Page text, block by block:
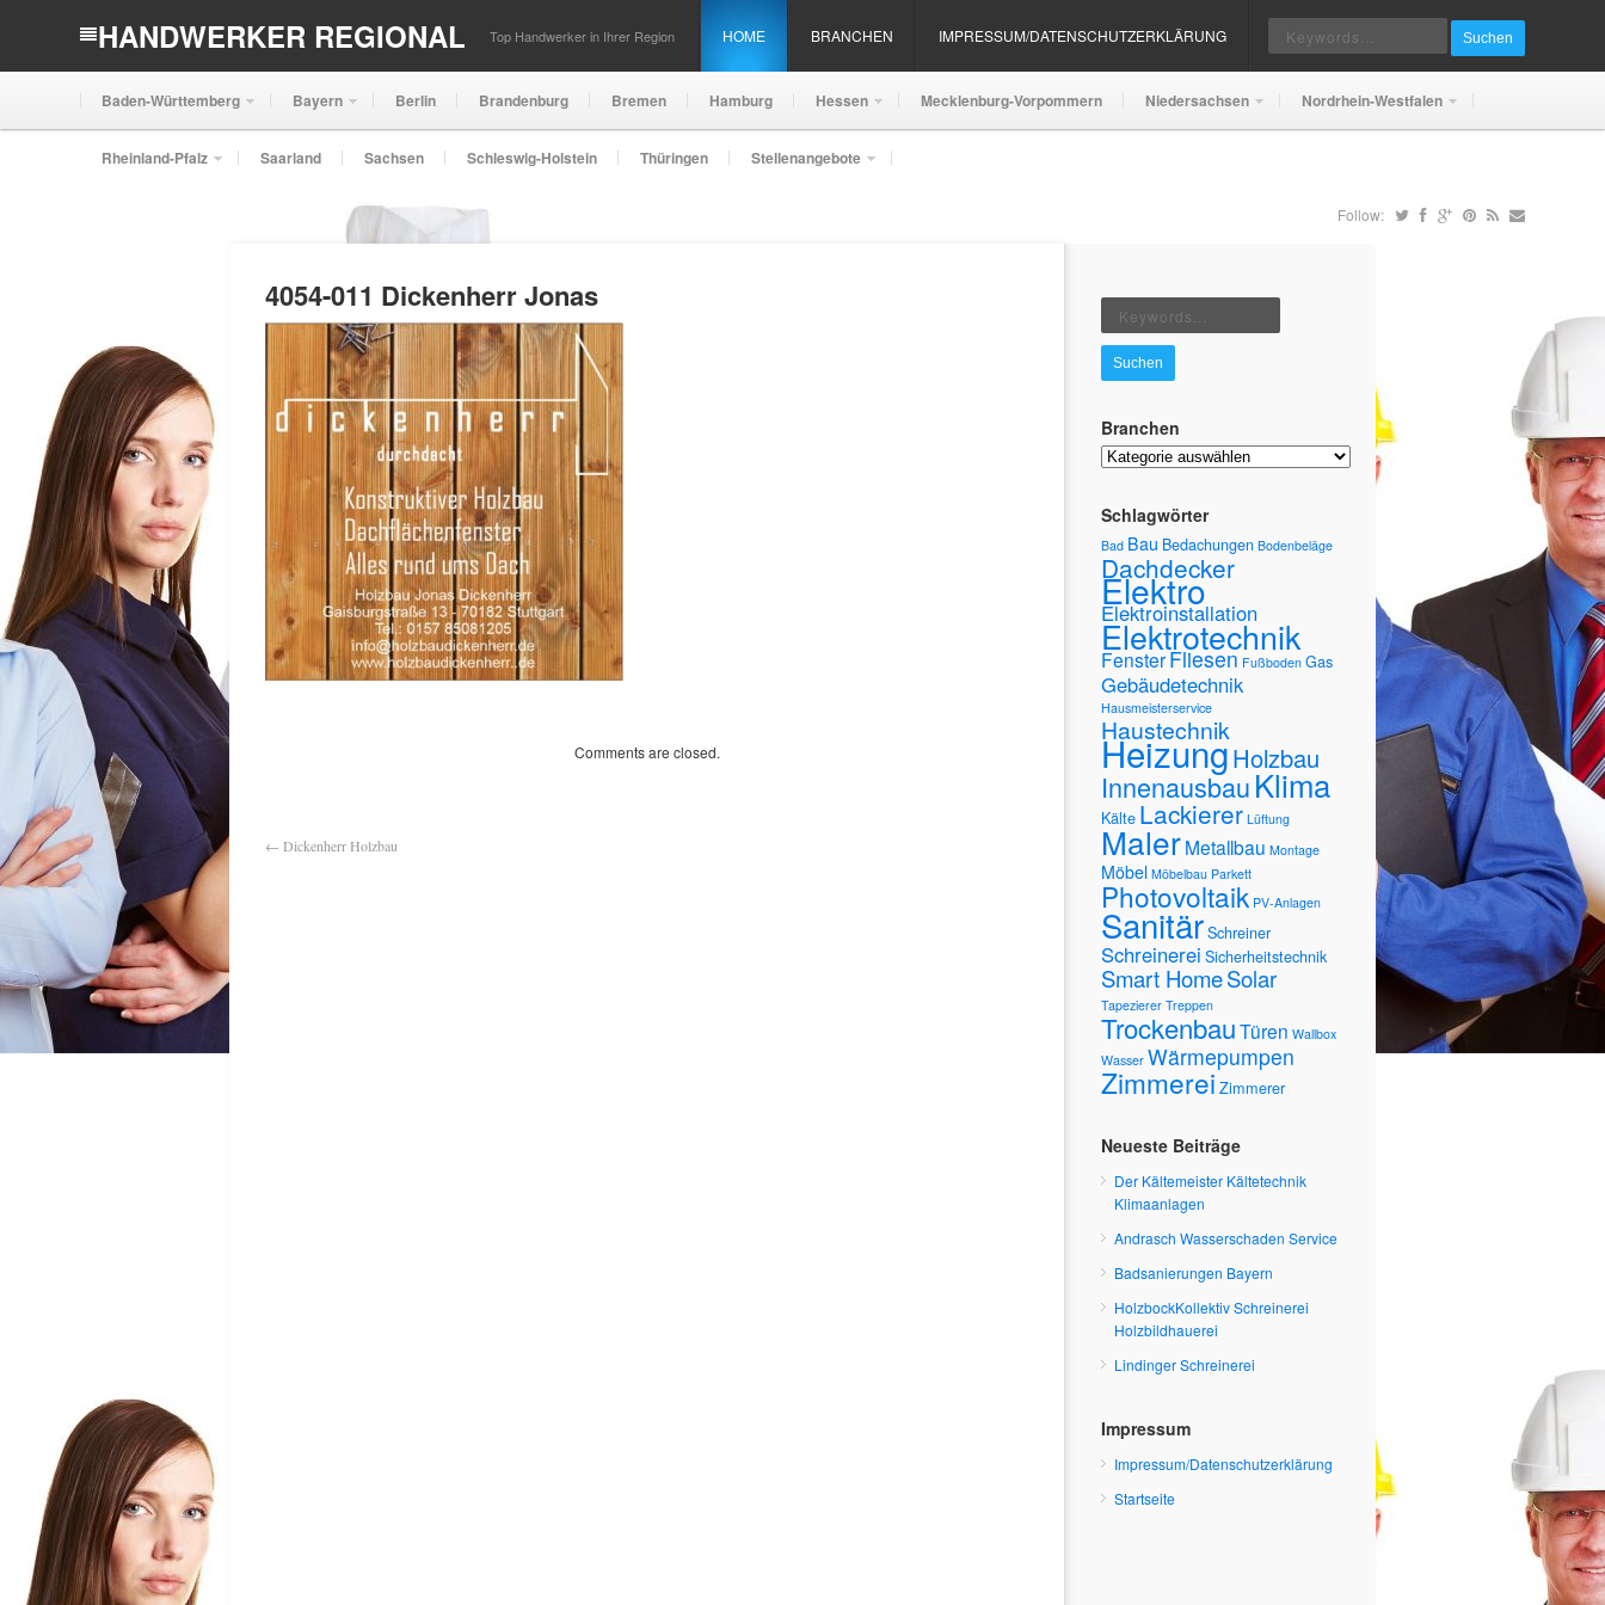
HANDWERKER REGIONAL Top Handwerker in Ihrer Region HOME BRANCHEN IMPRESSUM/DATENSCHUTZERKLÄRUNG Suchen
Baden-Württemberg Bayern Berlin Brandenburg Bremen Hamburg Hessen Mecklenburg-Vorpommern Niedersachsen Nordrhein-Westfalen
Rheinland-Pfalz Saarland Sachsen Schleswig-Holstein Thüringen Stellenangebote
Follow:
4054-011 Dickenherr Jonas
Comments are closed.
← Dickenherr Holzbau
Suchen
Branchen
Branchen
Schlagwörter
Bad Bau Bedachungen Bodenbeläge
Dachdecker
Elektro
Elektroinstallation
Elektrotechnik
FensterFliesen Fußboden Gas
Gebäudetechnik
Hausmeisterservice
Haustechnik
HeizungHolzbau
InnenausbauKlima
Kälte Lackierer Lüftung
MalerMetallbau Montage
Möbel Möbelbau Parkett
Photovoltaik PV-Anlagen
SanitärSchreiner
Schreinerei Sicherheitstechnik
Smart HomeSolar
Tapezierer Treppen
TrockenbauTüren Wallbox
Wasser Wärmepumpen
Zimmerei Zimmerer
Neueste Beiträge
Der Kältemeister Kältetechnik
Klimaanlagen
Andrasch Wasserschaden Service
Badsanierungen Bayern
HolzbockKollektiv Schreinerei
Holzbildhauerei
Lindinger Schreinerei
Impressum
Impressum/Datenschutzerklärung
Startseite